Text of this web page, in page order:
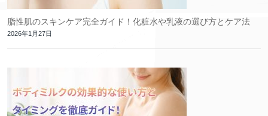
脂性肌のスキンケア完全ガイド！化粧水や乳液の選び方とケア法
2026年1月27日